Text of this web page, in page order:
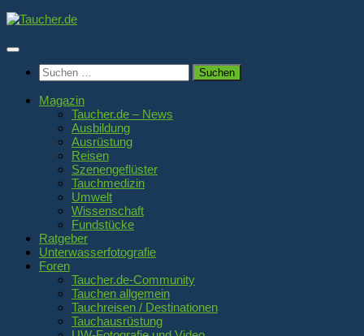
Zum
springen
Suchen
nach:
Magazin
Taucher.de – News
Ausbildung
Ausrüstung
Reisen
Szenengeflüster
Tauchmedizin
Umwelt
Wissenschaft
Fundstücke
Ratgeber
Unterwasserfotografie
Foren
Taucher.de-Community
Tauchen allgemein
Tauchreisen / Destinationen
Tauchausrüstung